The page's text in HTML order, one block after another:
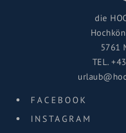
die
5761
TEL.
FACEBOOK
INSTAGRAM